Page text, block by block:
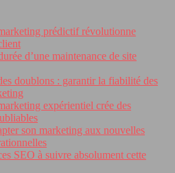
prédictif révolutionne
d’une maintenance de site
doublons : garantir la fiabilité des
expérientiel crée des
son marketing aux nouvelles
SEO à suivre absolument cette